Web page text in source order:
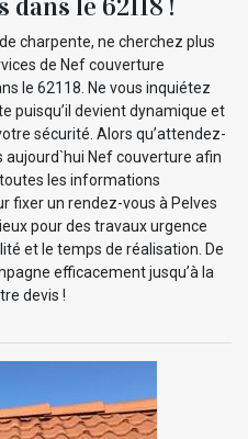
charpente, ne cherchez plus
de Nef couverture
le 62118. Ne vous inquiétez
puisqu’il devient dynamique et
sécurité. Alors qu’attendez-
aujourd`hui Nef couverture afin
les informations
fixer un rendez-vous à Pelves
pour des travaux urgence
et le temps de réalisation. De
efficacement jusqu’à la
devis !